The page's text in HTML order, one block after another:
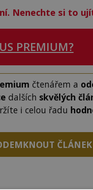
Nenechte si to
PREMIUM?
čtenářem a
dalšíchskvělých
i celou řadu
ČLÁNEK